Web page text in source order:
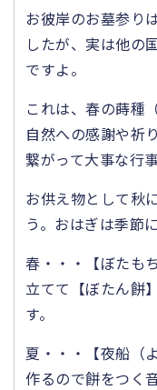
お彼岸のお墓参り
したが、実は他の
ですよ。
これは、春の蒔種
自然への感謝や祈
繋がって大事な行
お供え物として秋
う。おはぎは季節
春・・・【ぼたも
立てて【ぼたん餅
す。
夏・・・【夜船（
作るので餅をつく